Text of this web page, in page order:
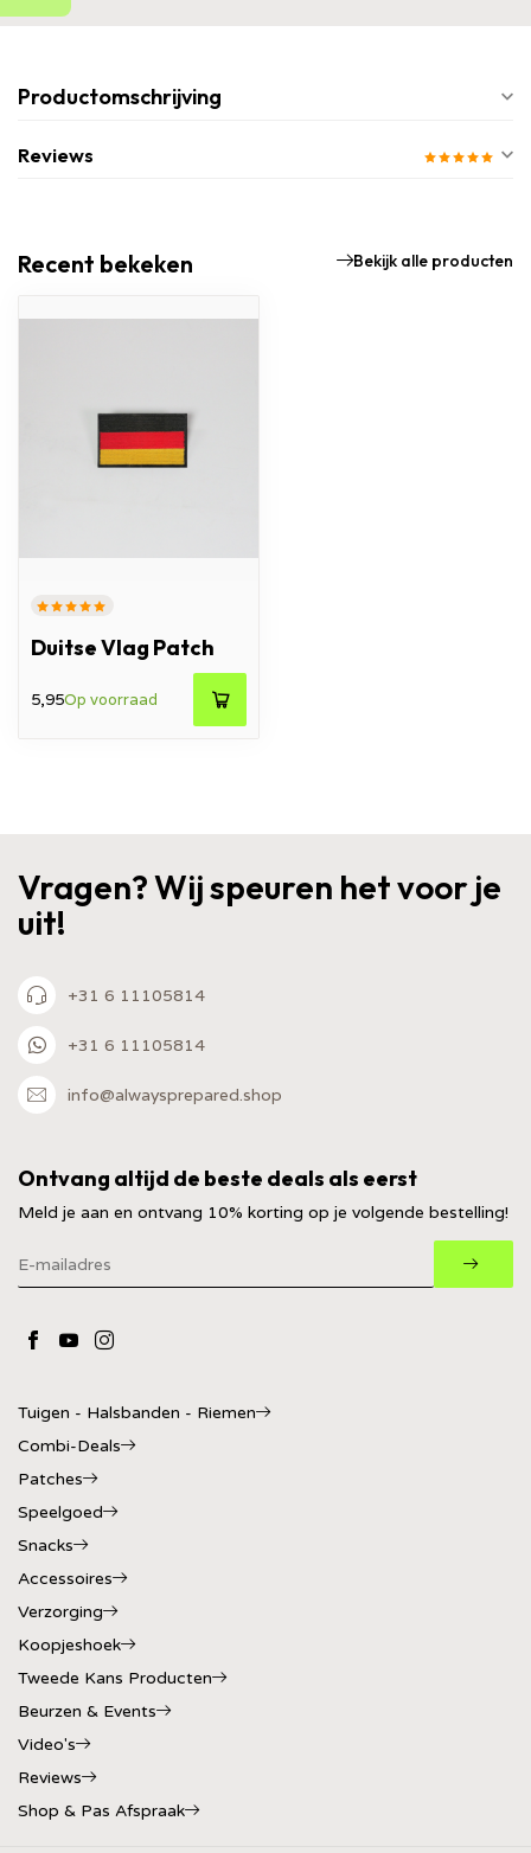
Productomschrijving
Reviews
Recent bekeken Bekijk alle producten
Duitse Vlag Patch
5,95Op voorraad
Vragen? Wij speuren het voor je
uit!
+31 6 11105814
+31 6 11105814
info@alwaysprepared.shop
Ontvang altijd de beste deals als eerst
Meld je aan en ontvang 10% korting op je volgende bestelling!
Tuigen - Halsbanden - Riemen
Combi-Deals
Patches
Speelgoed
Snacks
Accessoires
Verzorging
Koopjeshoek
Tweede Kans Producten
Beurzen & Events
Video's
Reviews
Shop & Pas Afspraak